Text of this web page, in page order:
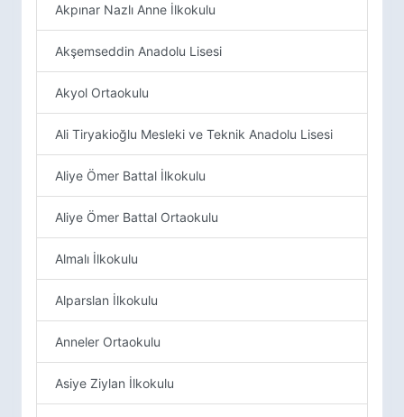
Akpınar Nazlı Anne İlkokulu
Akşemseddin Anadolu Lisesi
Akyol Ortaokulu
Ali Tiryakioğlu Mesleki ve Teknik Anadolu Lisesi
Aliye Ömer Battal İlkokulu
Aliye Ömer Battal Ortaokulu
Almalı İlkokulu
Alparslan İlkokulu
Anneler Ortaokulu
Asiye Ziylan İlkokulu